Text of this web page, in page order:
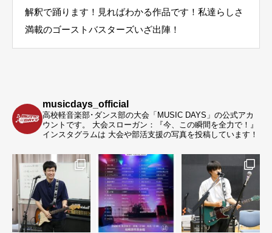
解釈で踊ります！見ればわかる作品です！私達らしさ
満載のゴーストバスターズいざ出陣！
musicdays_official
高校軽音楽部･ダンス部の大会「MUSIC DAYS」の公式アカ
ウントです。
大会スローガン：『今、この瞬間を全力で！』
インスタグラムは 大会や部活支援の写真を投稿しています！